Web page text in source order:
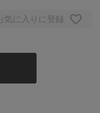
気に入りに登録